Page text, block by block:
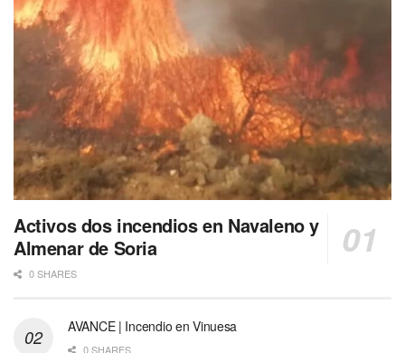
Activos dos incendios en Navaleno y
Almenar de Soria
0 SHARES
AVANCE | Incendio en Vinuesa
0 SHARES